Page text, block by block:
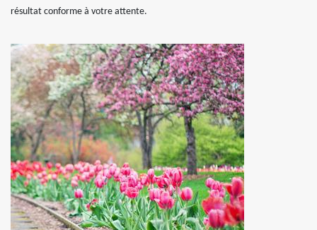
résultat conforme à votre attente.